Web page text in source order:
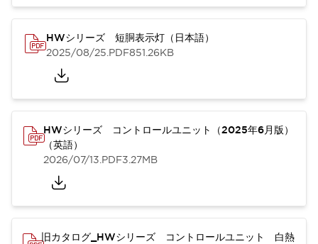
HWシリーズ 短胴表示灯（日本語）
2025/08/25.PDF851.26KB
HWシリーズ コントロールユニット（2025年6月版）
（英語）
2026/07/13.PDF3.27MB
旧カタログ_HWシリーズ コントロールユニット 白熱